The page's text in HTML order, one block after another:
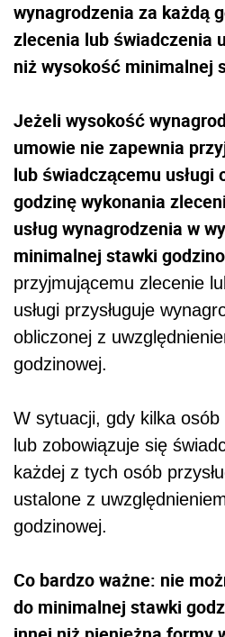
wynagrodzenia za każdą
zlecenia lub świadczenia
niż wysokość minimalnej
Jeżeli wysokość
umowie nie zapewnia
lub świadczącemu usługi
godzinę wykonania
usług wynagrodzenia w
minimalnej stawki
przyjmującemu zlecenie
usługi przysługuje
obliczonej z
godzinowej.
W sytuacji, gdy kilka
lub zobowiązuje się
każdej z tych osób
ustalone z
godzinowej.
Co bardzo ważne: nie
do minimalnej stawki